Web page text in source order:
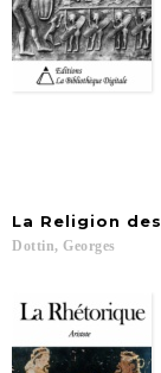
La Religion des
Dottin, Georges